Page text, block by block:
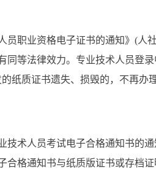
业资格电子证书的通知》(人社
同等法律效力。专业技术人员登
纸质证书遗失、损毁的，不再办理
人员考试电子合格通知书的通
格通知书与纸质版证书或存档